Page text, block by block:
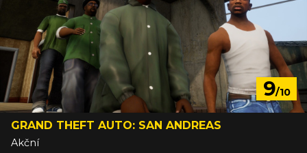
9/10
GRAND THEFT AUTO: SAN ANDREAS
Akční